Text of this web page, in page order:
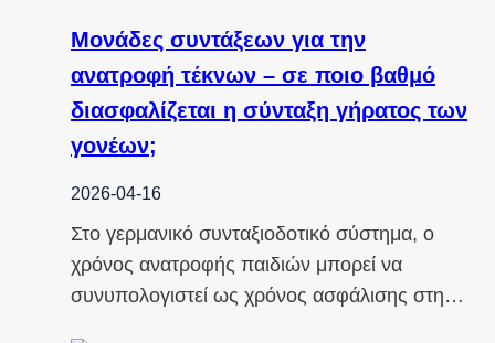
Μονάδες συντάξεων για την
ανατροφή τέκνων – σε ποιο βαθμό
διασφαλίζεται η σύνταξη γήρατος των
γονέων;
2026-04-16
Στο γερμανικό συνταξιοδοτικό σύστημα, ο
χρόνος ανατροφής παιδιών μπορεί να
συνυπολογιστεί ως χρόνος ασφάλισης στη…